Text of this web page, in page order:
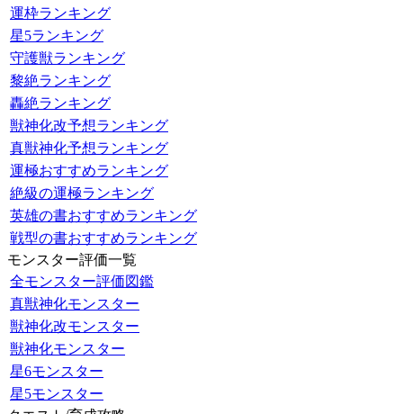
運枠ランキング
星5ランキング
守護獣ランキング
黎絶ランキング
轟絶ランキング
獣神化改予想ランキング
真獣神化予想ランキング
運極おすすめランキング
絶級の運極ランキング
英雄の書おすすめランキング
戦型の書おすすめランキング
モンスター評価一覧
全モンスター評価図鑑
真獣神化モンスター
獣神化改モンスター
獣神化モンスター
星6モンスター
星5モンスター